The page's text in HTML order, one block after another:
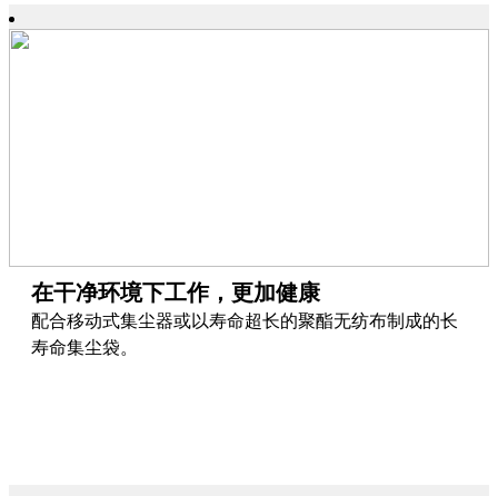
在干净环境下工作，更加健康
配合移动式集尘器或以寿命超长的聚酯无纺布制成的长
寿命集尘袋。